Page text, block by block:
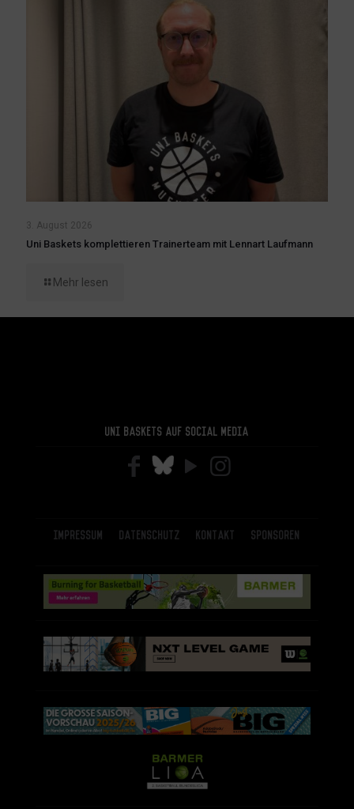
3. August 2026
Uni Baskets komplettieren Trainerteam mit Lennart Laufmann
Mehr lesen
Uni Baskets auf Social Media
Impressum Datenschutz Kontakt Sponsoren